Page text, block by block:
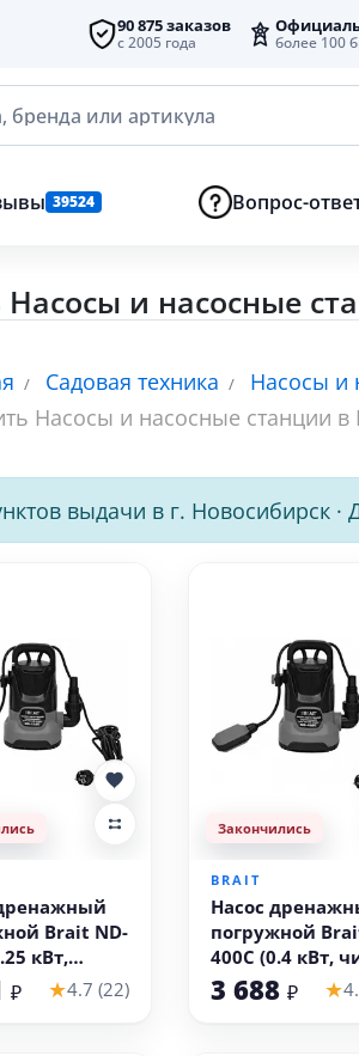
90 875 заказов
с 2005 года более 100
бренда или артикула
39524 Вопрос-
Насосы и насосные
Садовая техника
Насосы и
Насосы и насосные станции в
выдачи в г. Новосибирск ·
Brait ND-
кВт,
вода)
₽ ★4.7 (22)
Закончились
BRAIT
Насос
погружной
400C (0.4 кВт,
вода)
3 688 ₽ ★